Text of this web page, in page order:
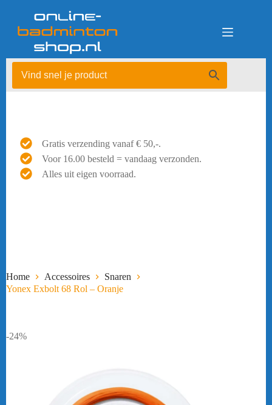
Gratis verzending vanaf € 50,-.
Voor 16.00 besteld = vandaag verzonden.
Alles uit eigen voorraad.
Home Accessoires
Snaren
Yonex Exbolt 68 Rol – Oranje
-24%